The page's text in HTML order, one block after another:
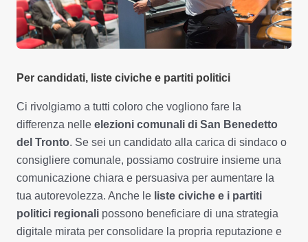
Per candidati, liste civiche e partiti politici
Ci rivolgiamo a tutti coloro che vogliono fare la
differenza nelle elezioni comunali di San Benedetto
del Tronto. Se sei un candidato alla carica di sindaco o
consigliere comunale, possiamo costruire insieme una
comunicazione chiara e persuasiva per aumentare la
tua autorevolezza. Anche le liste civiche e i partiti
politici regionali possono beneficiare di una strategia
digitale mirata per consolidare la propria reputazione e